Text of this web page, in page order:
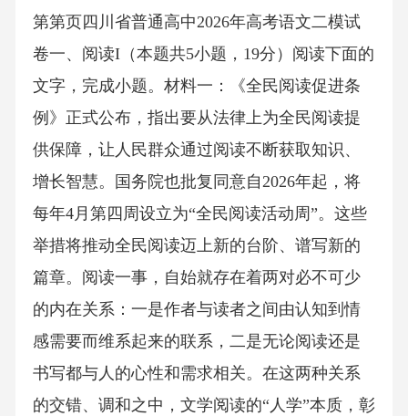
第第页四川省普通高中2026年高考语文二模试
卷一、阅读I（本题共5小题，19分）阅读下面的
文字，完成小题。材料一：《全民阅读促进条
例》正式公布，指出要从法律上为全民阅读提
供保障，让人民群众通过阅读不断获取知识、
增长智慧。国务院也批复同意自2026年起，将
每年4月第四周设立为“全民阅读活动周”。这些
举措将推动全民阅读迈上新的台阶、谱写新的
篇章。阅读一事，自始就存在着两对必不可少
的内在关系：一是作者与读者之间由认知到情
感需要而维系起来的联系，二是无论阅读还是
书写都与人的心性和需求相关。在这两种关系
的交错、调和之中，文学阅读的“人学”本质，彰